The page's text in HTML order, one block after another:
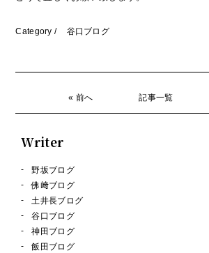
Category / 谷口ブログ
« 前へ 記事一覧
Writer
野坂ブログ
佛﨑ブログ
土井長ブログ
谷口ブログ
神田ブログ
飯田ブログ